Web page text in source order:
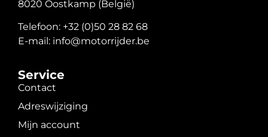
8020 Oostkamp (België)
Telefoon: +32 (0)50 28 82 68
E-mail: info@motorrijder.be
Service
Contact
Adreswijziging
Mijn account